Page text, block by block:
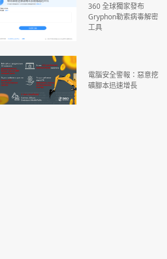
360 全球獨家發布
Gryphon勒索病毒解密
工具
電腦安全警報：惡意挖
礦腳本迅速增長